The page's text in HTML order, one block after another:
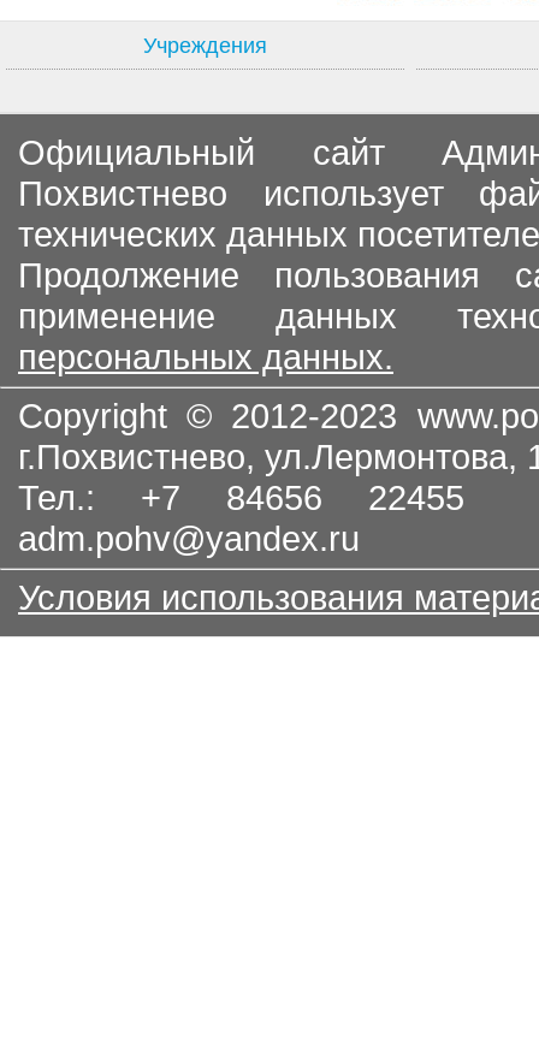
Учреждения
Официальный сайт
Похвистнево использует
технических данных
Продолжение пользования
применение данных
персональных данных.
Copyright © 2012-2023
г.Похвистнево, ул.Лермонтова,
Тел.: +7 84656
adm.pohv@yandex.ru
Условия использования